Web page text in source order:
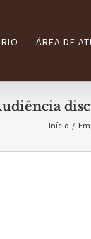
ÁREA DE
Início /